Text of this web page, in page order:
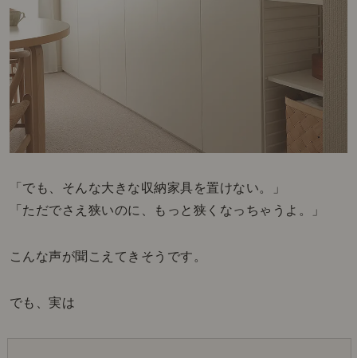
「でも、そんな大きな収納家具を置けない。」
「ただでさえ狭いのに、もっと狭くなっちゃうよ。」
こんな声が聞こえてきそうです。
でも、実は